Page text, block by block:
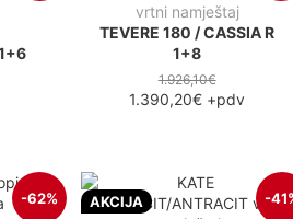
vrtni namještaj
TEVERE 180 / CASSIA R
1+8
1.926,10€
1.390,20€ +pdv
-62% AKCIJA -